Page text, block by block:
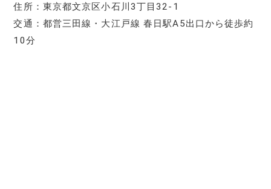
住所：東京都文京区小石川3丁目32-1
交通：都営三田線・大江戸線 春日駅A5出口から徒歩約
10分